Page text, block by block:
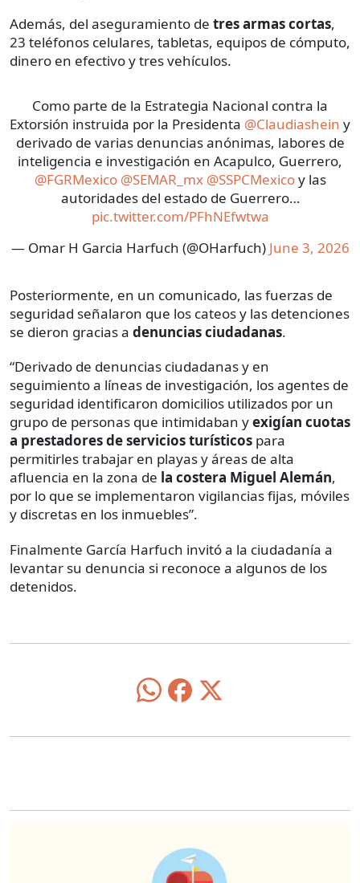
Además, del aseguramiento de tres armas cortas,
23 teléfonos celulares, tabletas, equipos de cómputo,
dinero en efectivo y tres vehículos.
Como parte de la Estrategia Nacional contra la
Extorsión instruida por la Presidenta @Claudiashein y
derivado de varias denuncias anónimas, labores de
inteligencia e investigación en Acapulco, Guerrero,
@FGRMexico @SEMAR_mx @SSPCMexicoy las
autoridades del estado de Guerrero…
pic.twitter.com/PFhNEfwtwa
— Omar H Garcia Harfuch (@OHarfuch) June 3, 2026
Posteriormente, en un comunicado, las fuerzas de
seguridad señalaron que los cateos y las detenciones
se dieron gracias a denuncias ciudadanas.
“Derivado de denuncias ciudadanas y en
seguimiento a líneas de investigación, los agentes de
seguridad identificaron domicilios utilizados por un
grupo de personas que intimidaban yexigían cuotas
a prestadores de servicios turísticos para
permitirles trabajar en playas y áreas de alta
afluencia en la zona de la costera Miguel Alemán,
por lo que se implementaron vigilancias fijas, móviles
y discretas en los inmuebles”.
Finalmente García Harfuch invitó a la ciudadanía a
levantar su denuncia si reconoce a algunos de los
detenidos.